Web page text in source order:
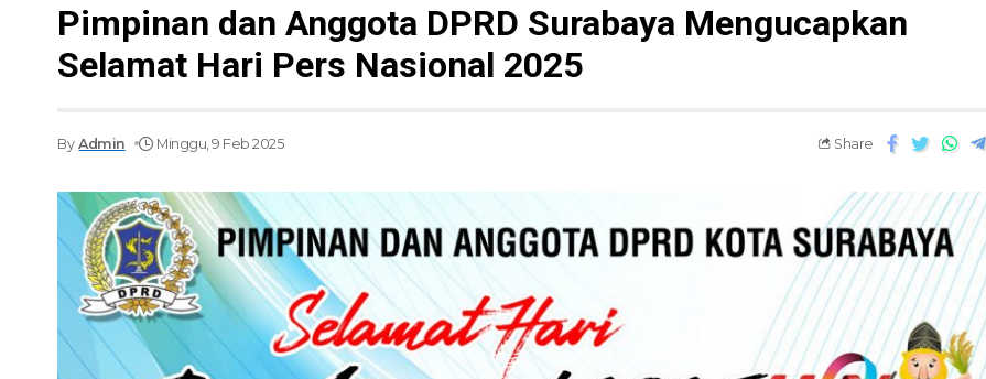
Pimpinan dan Anggota DPRD Surabaya Mengucapkan
Selamat Hari Pers Nasional 2025
By Admin Minggu, 9 Feb 2025 Share